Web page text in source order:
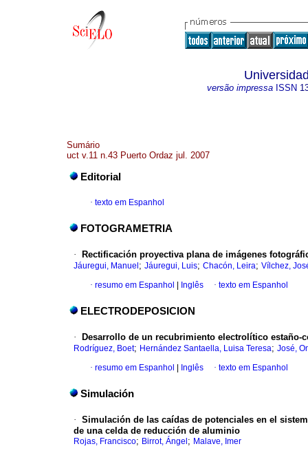
versão impressa ISSN
Sumário
uct v.11 n.43 Puerto Ordaz jul. 2007
Editorial
· texto em Espanhol
FOTOGRAMETRIA
· Rectificación proyectiva plana de imágenes
Jáuregui, Manuel ; Jáuregui, Luis; Chacón, Leira; Vílchez,
· resumo em Espanhol Inglês · texto em Espanhol
ELECTRODEPOSICION
· Desarrollo de un recubrimiento electrolítico
Rodríguez, Boet; Hernández Santaella, Luisa Teresa; José,
· resumo em Espanhol Inglês · texto em Espanhol
Simulación
· Simulación de las caídas de potenciales en el
de una celda de reducción de aluminio
Rojas, Francisco; Birrot, Ángel ; Malave, Imer